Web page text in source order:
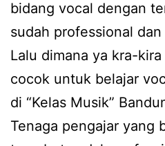
bidang vocal dengan
sudah professional
Lalu dimana ya kra-
cocok untuk belajar
di “Kelas Musik”
Tenaga pengajar yang